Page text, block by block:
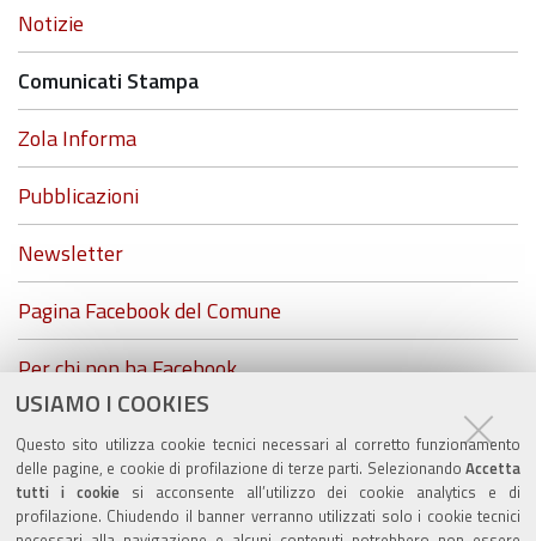
USIAMO I COOKIES
Questo sito utilizza cookie tecnici necessari al corretto funzionamento
delle pagine, e cookie di profilazione di terze parti. Selezionando Accetta
tutti i cookiesi acconsente all’utilizzo dei cookie analytics e di
profilazione. Chiudendo il banner verranno utilizzati solo i cookie tecnici
Navigazione
Notizie
Comunicati Stampa
Zola Informa
Pubblicazioni
Newsletter
Pagina Facebook del Comune
Per chi non ha Facebook...
ZolaGram - il canale Telegram del Comune di Zola
Predosa